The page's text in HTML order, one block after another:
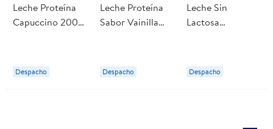
Leche Proteína
Capuccino 200
Despacho
Leche Proteína
Sabor Vainilla
Despacho
Leche Sin
Lactosa
Despacho